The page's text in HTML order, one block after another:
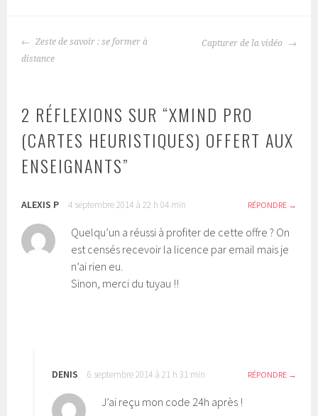
NAVIGATION
DES
Zeste de savoir : se former à
distance
Capturer de la vidéo
2 RÉFLEXIONS SUR “XMIND PRO
(CARTES HEURISTIQUES) OFFERT AUX
ENSEIGNANTS”
ALEXIS P 4 septembre 2014 à 22 h 04 min RÉPONDRE
Quelqu’un a réussi à profiter de cette offre ? On
est censés recevoir la licence par email mais je
n’ai rien eu.
Sinon, merci du tuyau !!
DENIS 6 septembre 2014 à 21 h 31 min RÉPONDRE
J’ai reçu mon code 24h après !